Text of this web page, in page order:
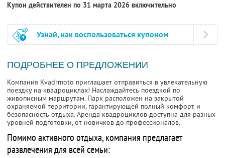
Купон действителен по 31 марта 2026 включительно
Узнай, как воспользоваться купоном
ПОДРОБНЕЕ О ПРЕДЛОЖЕНИИ
Компания Kvadrmoto приглашает отправиться в увлекательную
поездку на квадроциклах! Наслаждайтесь поездкой по
живописным маршрутам. Парк расположен на закрытой
охраняемой территории, гарантирующей полный комфорт и
безопасность отдыха. Аренда квадроциклов доступна для разных
уровней подготовки, от новичков до профессионалов.
Помимо активного отдыха, компания предлагает
развлечения для всей семьи: